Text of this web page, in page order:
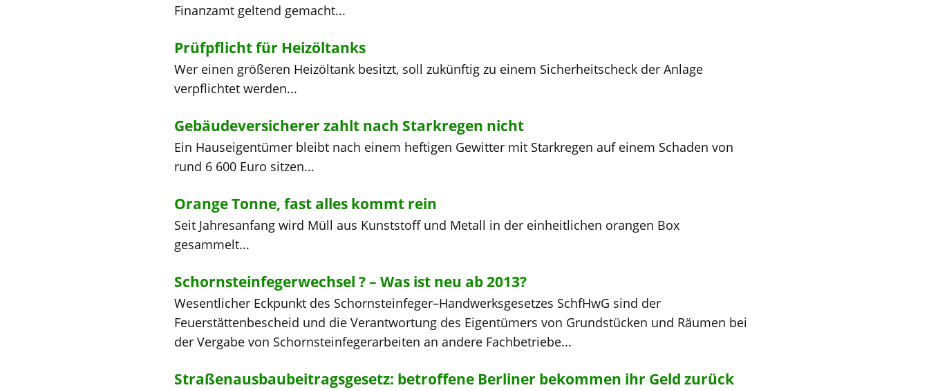
Finanzamt geltend gemacht...
Prüfpflicht für Heizöltanks
Wer einen größeren Heizöltank besitzt, soll zukünftig zu einem Sicherheitscheck der Anlage
verpflichtet werden...
Gebäudeversicherer zahlt nach Starkregen nicht
Ein Hauseigentümer bleibt nach einem heftigen Gewitter mit Starkregen auf einem Schaden von
rund 6 600 Euro sitzen...
Orange Tonne, fast alles kommt rein
Seit Jahresanfang wird Müll aus Kunststoff und Metall in der einheitlichen orangen Box
gesammelt...
Schornsteinfegerwechsel ? – Was ist neu ab 2013?
Wesentlicher Eckpunkt des Schornsteinfeger–Handwerksgesetzes SchfHwG sind der
Feuerstättenbescheid und die Verantwortung des Eigentümers von Grundstücken und Räumen bei
der Vergabe von Schornsteinfegerarbeiten an andere Fachbetriebe...
Straßenausbaubeitragsgesetz: betroffene Berliner bekommen ihr Geld zurück